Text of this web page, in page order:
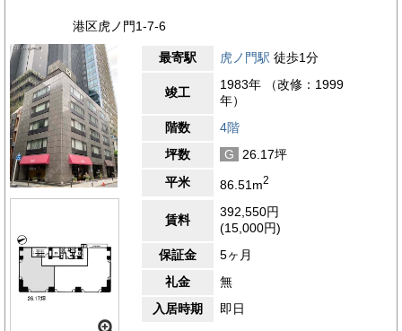
港区虎ノ門1-7-6
最寄駅 虎ノ門駅 徒歩1分
竣工
1983年 （改修：1999
年）
階数
4階
坪数
G
26.17坪
平米
86.51m2
賃料
392,550円
(15,000円)
保証金
5ヶ月
礼金
無
入居時期
即日